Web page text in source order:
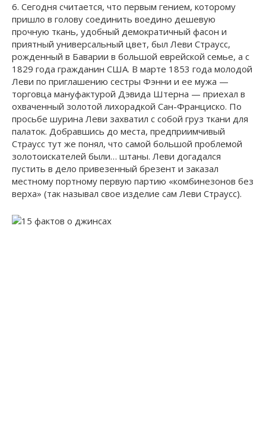
6. Сегодня считается, что первым гением, которому
пришло в голову соединить воедино дешевую
прочную ткань, удобный демократичный фасон и
приятный универсальный цвет, был Леви Страусс,
рожденный в Баварии в большой еврейской семье, а с
1829 года гражданин США. В марте 1853 года молодой
Леви по приглашению сестры Фэнни и ее мужа —
торговца мануфактурой Дэвида Штерна — приехал в
охваченный золотой лихорадкой Сан-Франциско. По
просьбе шурина Леви захватил с собой груз ткани для
палаток. Добравшись до места, предприимчивый
Страусс тут же понял, что самой большой проблемой
золотоискателей были… штаны. Леви догадался
пустить в дело привезенный брезент и заказал
местному портному первую партию «комбинезонов без
верха» (так называл свое изделие сам Леви Страусс).